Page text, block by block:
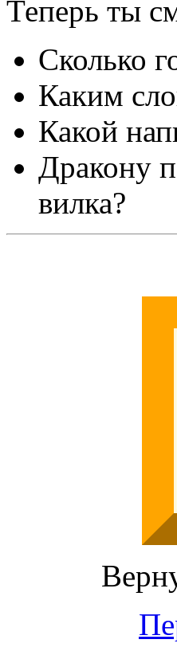
Теперь ты
Сколько
Каким
Какой
Дракону
вилка?